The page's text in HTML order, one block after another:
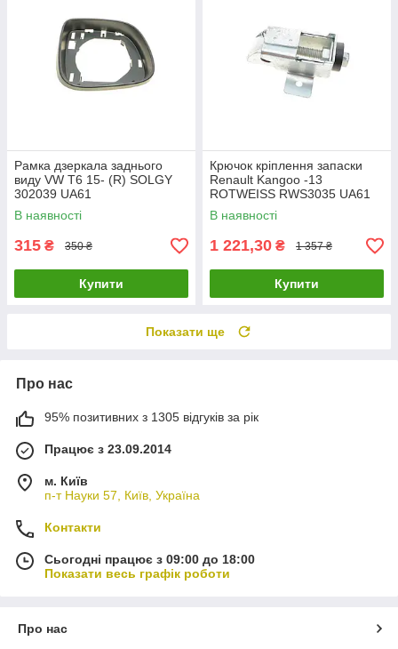
Рамка дзеркала заднього
виду VW T6 15- (R) SOLGY
302039 UA61
В наявності
315 ₴ 350 ₴
Купити
Крючок кріплення запаски
Renault Kangoo -13
ROTWEISS RWS3035 UA61
В наявності
1 221,30 ₴ 1 357 ₴
Купити
Показати ще
Про нас
95% позитивних з 1305 відгуків за рік
Працює з 23.09.2014
м. Київ
п-т Науки 57, Київ, Україна
Контакти
Сьогодні працює з 09:00 до 18:00
Показати весь графік роботи
Про нас